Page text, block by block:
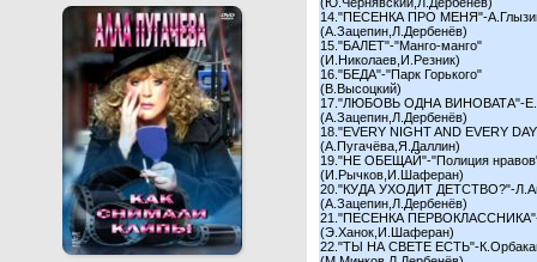
14."ПЕСЕНКА ПРО МЕНЯ"-
(А.Зацепин,Л.Дербенёв)
15."БАЛЕТ"-"Манго-манго"
(И.Николаев,И.Резник)
16."БЕДА"-"Парк Горького"
(В.Высоцкий)
17."ЛЮБОВЬ ОДНА ВИНОВАТА"-
(А.Зацепин,Л.Дербенёв)
18."EVERY NIGHT AND EVERY
(А.Пугачёва,Я.Даллин)
19."НЕ ОБЕЩАЙ"-"Полиция
(И.Рычков,И.Шаферан)
20."КУДА УХОДИТ ДЕТСТВО?"-
(А.Зацепин,Л.Дербенёв)
21."ПЕСЕНКА
(Э.Ханок,И.Шаферан)
22."ТЫ НА СВЕТЕ ЕСТЬ"-